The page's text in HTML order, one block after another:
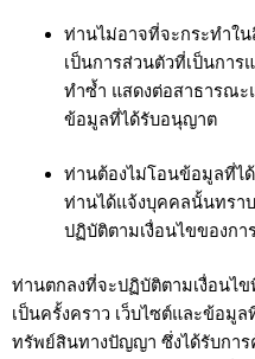
ท่านไม่อาจที่จะกระทำใ
เป็นการส่วนตัวที่เป็นการ
ทำซ้ำ แสดงต่อสาธารณะ
ข้อมูลที่ได้รับอนุญาต
ท่านต้องไม่โอนข้อมูลที่ไ
ท่านได้แจ้งบุคคลนั้นทรา
ปฏิบัติตามเงื่อนไขของกา
ท่านตกลงที่จะปฏิบัติตามเงื่อนไ
เป็นครั้งคราว เว็บไซต์และข้อ
ทรัพย์สินทางปัญญา ซึ่งได้รับกา